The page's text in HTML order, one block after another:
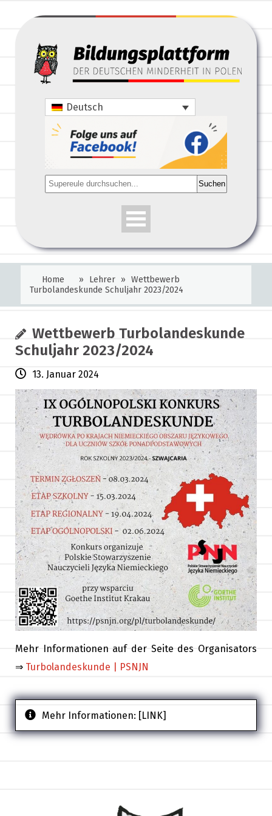
Deutsch
Suchen
Home » Lehrer » Wettbewerb
Turbolandeskunde Schuljahr 2023/2024
Wettbewerb Turbolandeskunde
Schuljahr 2023/2024
13. Januar 2024
Mehr Informationen auf der Seite des Organisators
⇒ Turbolandeskunde | PSNJN
Mehr Informationen: [LINK]